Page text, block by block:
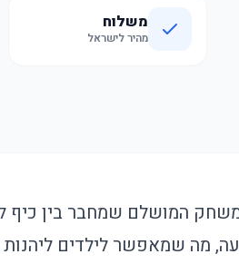
משלוח
מהיר לישראל
המושלם שמחבר בין כיף
מה שמאפשר לילדים